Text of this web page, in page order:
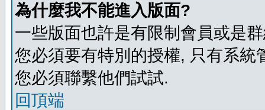
為什麼我不能進入版面?
一些版面也許是有限制會員或是
您必須要有特別的授權, 只有系
您必須聯繫他們試試.
回頂端